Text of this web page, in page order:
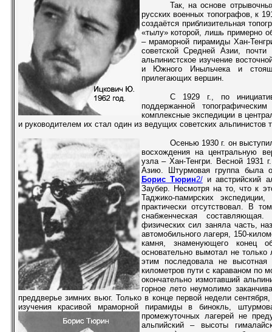
Так, на основе
русских военных топографов, к
создаётся приблизительная
«тылу» которой, лишь примерно
– мраморной пирамиды Хан-
советской Средней Азии,
альпинистское изучение
и Южного Иныльчека и
прилегающих вершин.
С 1929 г., по
поддержанной
комплексные экспедиции в
и руководителем их стал один из ведущих советских альпинистов
Осенью 1930 г. он
восхождения на центральную
узла – Хан-Тенгри. Весной 1931
Азию. Штурмовая группа была
Борис Тюрин2/ и австрийский
Заубер. Несмотря на то, что к
Таджико-памирских
практически отсутствовал. В
снабженческая
физических сил заняла часть,
автомобильного лагеря, 150-
камня, знаменующего конец
основательно вымотал не
этим последовала не
километров пути с караваном по
окончательно измотавший
горное лето неумолимо
преддверье зимних вьюг. Только в конце первой недели
изучения красивой мраморной пирамиды в бинокль,
промежуточных лагерей не
альпийский – высоты